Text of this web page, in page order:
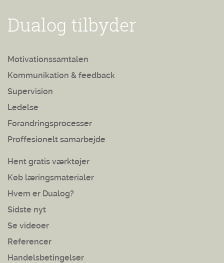
Dualog tilbyder
Motivationssamtalen
Kommunikation & feedback
Supervision
Ledelse
Forandringsprocesser
Proffesionelt samarbejde
Hent gratis værktøjer
Køb læringsmaterialer
Hvem er Dualog?
Sidste nyt
Se videoer
Referencer
Handelsbetingelser